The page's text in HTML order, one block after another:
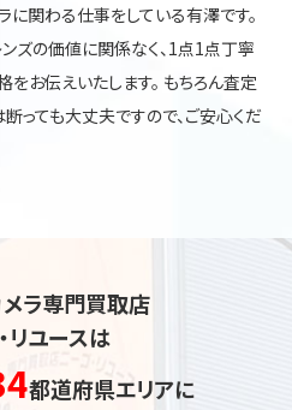
に関わる仕事をしている有澤です。
ズの価値に関係なく、1点1点丁寧
お伝えいたします。 もちろん査定
っても大丈夫ですので、ご安心くだ
ラ専門買取店
リユースは
都道府県エリアに